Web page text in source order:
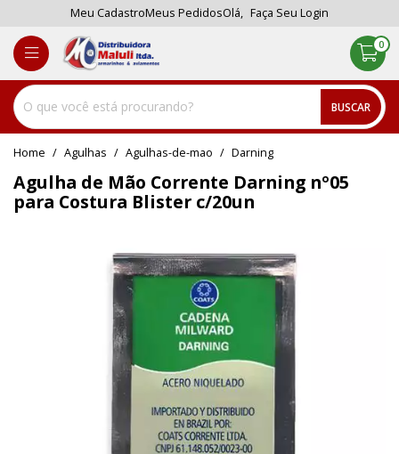
Meu CadastroMeus PedidosOlá, Faça Seu Login
BUSCAR
0
home Agulhas agulhas-de-mao darning
Agulha de Mão Corrente Darning nº05
para Costura Blister c/20un